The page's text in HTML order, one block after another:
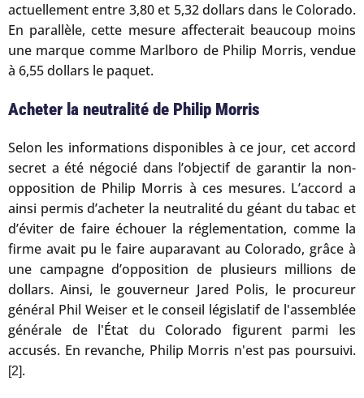
actuellement entre 3,80 et 5,32 dollars dans le Colorado.
En parallèle, cette mesure affecterait beaucoup moins
une marque comme Marlboro de Philip Morris, vendue
à 6,55 dollars le paquet.
Acheter la neutralité de Philip Morris
Selon les informations disponibles à ce jour, cet accord
secret a été négocié dans l’objectif de garantir la non-
opposition de Philip Morris à ces mesures. L’accord a
ainsi permis d’acheter la neutralité du géant du tabac et
d’éviter de faire échouer la réglementation, comme la
firme avait pu le faire auparavant au Colorado, grâce à
une campagne d’opposition de plusieurs millions de
dollars. Ainsi, le gouverneur Jared Polis, le procureur
général Phil Weiser et le conseil législatif de l'assemblée
générale de l'État du Colorado figurent parmi les
accusés. En revanche, Philip Morris n'est pas poursuivi.
[2].